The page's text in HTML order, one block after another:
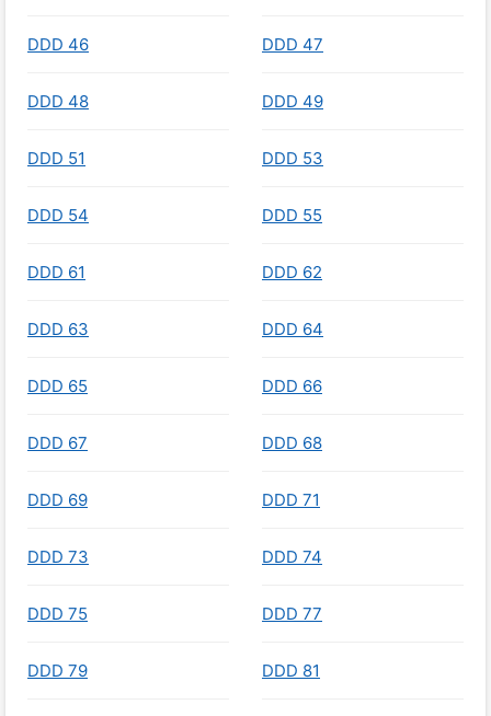
DDD 46 DDD 47
DDD 48 DDD 49
DDD 51 DDD 53
DDD 54 DDD 55
DDD 61 DDD 62
DDD 63 DDD 64
DDD 65 DDD 66
DDD 67 DDD 68
DDD 69 DDD 71
DDD 73 DDD 74
DDD 75 DDD 77
DDD 79 DDD 81